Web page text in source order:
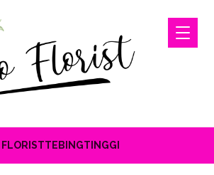
FLORISTTEBINGTINGGI